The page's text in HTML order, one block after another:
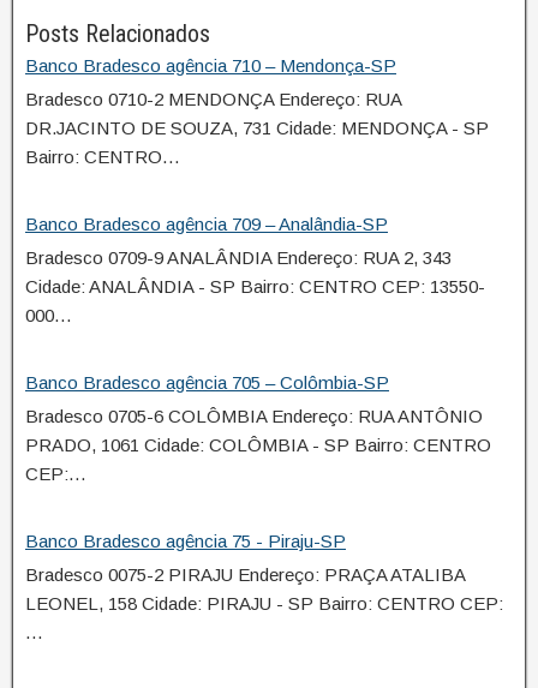
Posts Relacionados
Banco Bradesco agência 710 – Mendonça-SP
Bradesco 0710-2 MENDONÇA Endereço: RUA
DR.JACINTO DE SOUZA, 731 Cidade: MENDONÇA - SP
Bairro: CENTRO…
Banco Bradesco agência 709 – Analândia-SP
Bradesco 0709-9 ANALÂNDIA Endereço: RUA 2, 343
Cidade: ANALÂNDIA - SP Bairro: CENTRO CEP: 13550-
000…
Banco Bradesco agência 705 – Colômbia-SP
Bradesco 0705-6 COLÔMBIA Endereço: RUA ANTÔNIO
PRADO, 1061 Cidade: COLÔMBIA - SP Bairro: CENTRO
CEP:…
Banco Bradesco agência 75 - Piraju-SP
Bradesco 0075-2 PIRAJU Endereço: PRAÇA ATALIBA
LEONEL, 158 Cidade: PIRAJU - SP Bairro: CENTRO CEP:
…